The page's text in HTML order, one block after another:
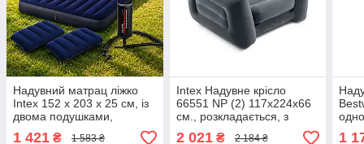
Надувний матрац ліжко
Intex 152 х 203 х 25 см, із
двома подушками,
насосом. Двомісний
1 421 ₴ 1 583 ₴
Intex Надувне крісло
66551 NP (2) 117х224х66
см., розкладається, з
підставкою для склянки, в
2 021₴ 2 184 ₴ 1